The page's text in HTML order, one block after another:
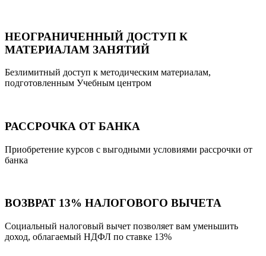
НЕОГРАНИЧЕННЫЙ ДОСТУП К
МАТЕРИАЛАМ ЗАНЯТИЙ
Безлимитный доступ к методическим материалам,
подготовленным Учебным центром
РАССРОЧКА ОТ БАНКА
Приобретение курсов с выгодными условиями рассрочки от
банка
ВОЗВРАТ 13% НАЛОГОВОГО ВЫЧЕТА
Социальный налоговый вычет позволяет вам уменьшить
доход, облагаемый НДФЛ по ставке 13%